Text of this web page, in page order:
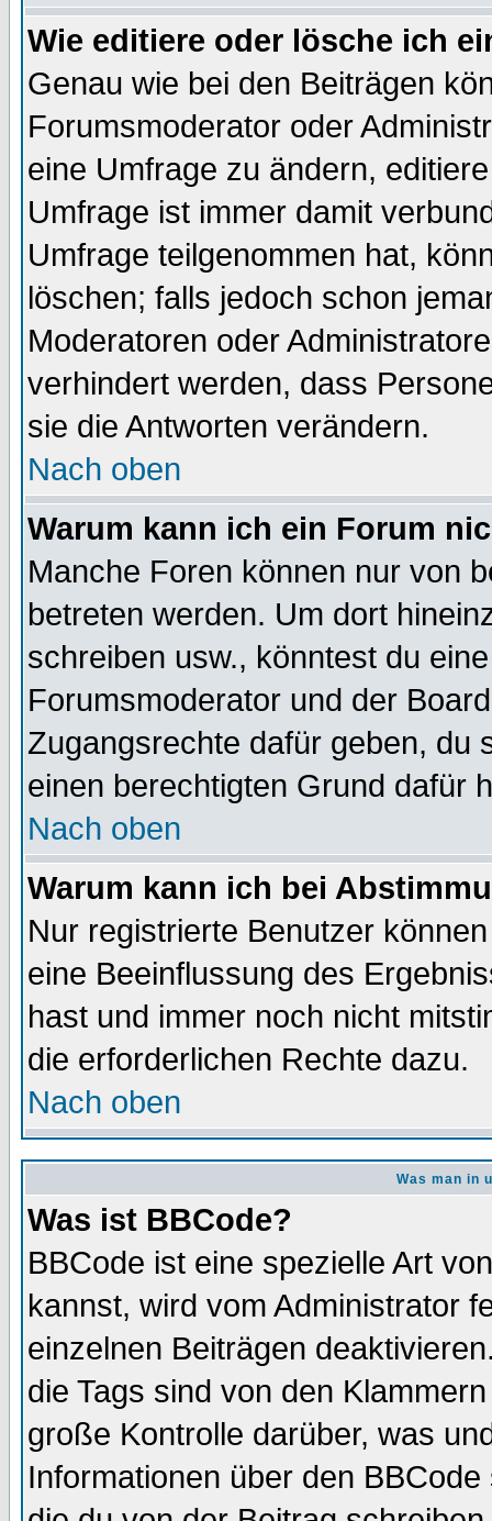
Wie editiere oder lösche ich
Genau wie bei den Beiträgen
Forumsmoderator oder
eine Umfrage zu ändern,
Umfrage ist immer damit
Umfrage teilgenommen hat,
löschen; falls jedoch schon
Moderatoren oder
verhindert werden, dass
sie die Antworten verändern.
Nach oben
Warum kann ich ein Forum
Manche Foren können nur von
betreten werden. Um dort
schreiben usw., könntest du
Forumsmoderator und der
Zugangsrechte dafür geben, du
einen berechtigten Grund dafür
Nach oben
Warum kann ich bei
Nur registrierte Benutzer
eine Beeinflussung des
hast und immer noch nicht
die erforderlichen Rechte dazu.
Nach oben
Was man in
Was ist BBCode?
BBCode ist eine spezielle Art
kannst, wird vom Administrator
einzelnen Beiträgen
die Tags sind von den
große Kontrolle darüber, was
Informationen über den